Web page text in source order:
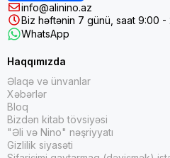
info@alinino.az
Biz həftənin 7 günü, saat 9:00 -
WhatsApp
Haqqımızda
Əlaqə və ünvanlar
Xəbərlər
Bloq
Bizdən kitab tövsiyəsi
"Əli və Nino" nəşriyyatı
Gizlilik siyasəti